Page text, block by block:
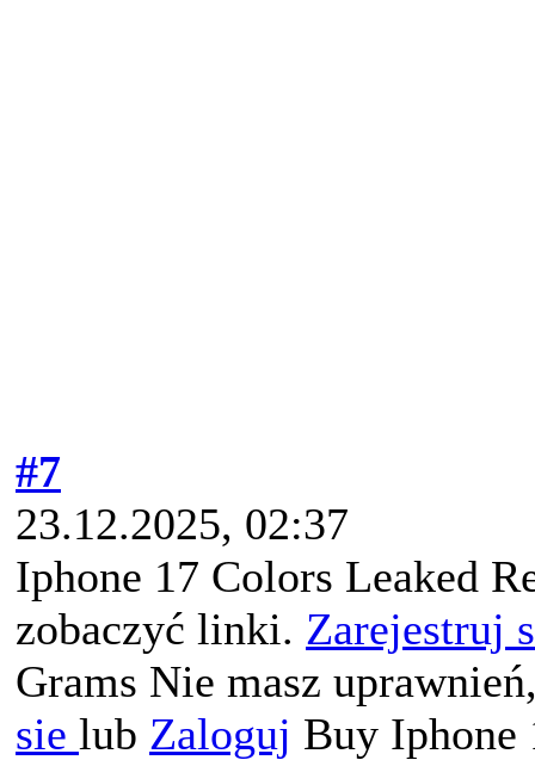
#7
23.12.2025, 02:37
Iphone 17 Colors Leaked
zobaczyć linki. Zarejestruj
Grams Nie masz
sie lub Zaloguj Buy Iphone